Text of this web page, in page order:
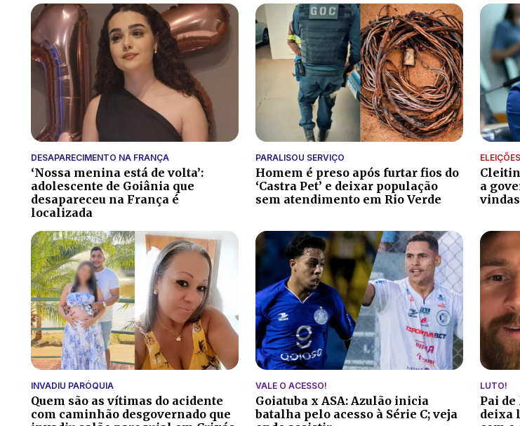
DESAPARECIMENTO NA FRANÇA
‘Nossa menina está de volta’:
adolescente de Goiânia que
desapareceu na França é
localizada
PARALISOU SERVIÇO
Homem é preso após furtar fios do
‘Castra Pet’ e deixar população
sem atendimento em Rio Verde
a
INVADIU PARÓQUIA
Quem são as vítimas do acidente
com caminhão desgovernado que
VALE O ACESSO!
Goiatuba x ASA: Azulão inicia
batalha pelo acesso à Série C; veja
LUTO!
Pai
deixa